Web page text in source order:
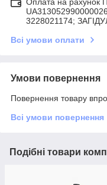
3228021174;
Всі умови оплати
Умови повернення
Повернення товару
Всі умови повернення
Подібні товари